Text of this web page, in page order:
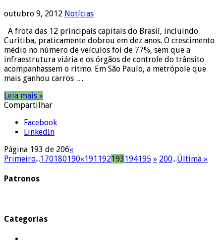
outubro 9, 2012 Notícias
A frota das 12 principais capitais do Brasil, incluindo
Curitiba, praticamente dobrou em dez anos. O crescimento
médio no número de veículos foi de 77%, sem que a
infraestrutura viária e os órgãos de controle do trânsito
acompanhassem o ritmo. Em São Paulo, a metrópole que
mais ganhou carros …
Leia mais »
Compartilhar
Facebook
LinkedIn
Página 193 de 206«
Primeiro...170180190«191 192193 194195 » 200...Última »
Patronos
Categorias